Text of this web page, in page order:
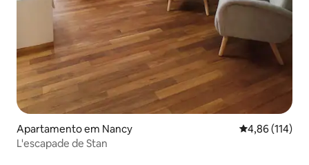
Apartamento em Nancy Classificação
4,86 (114)
L'escapade de Stan